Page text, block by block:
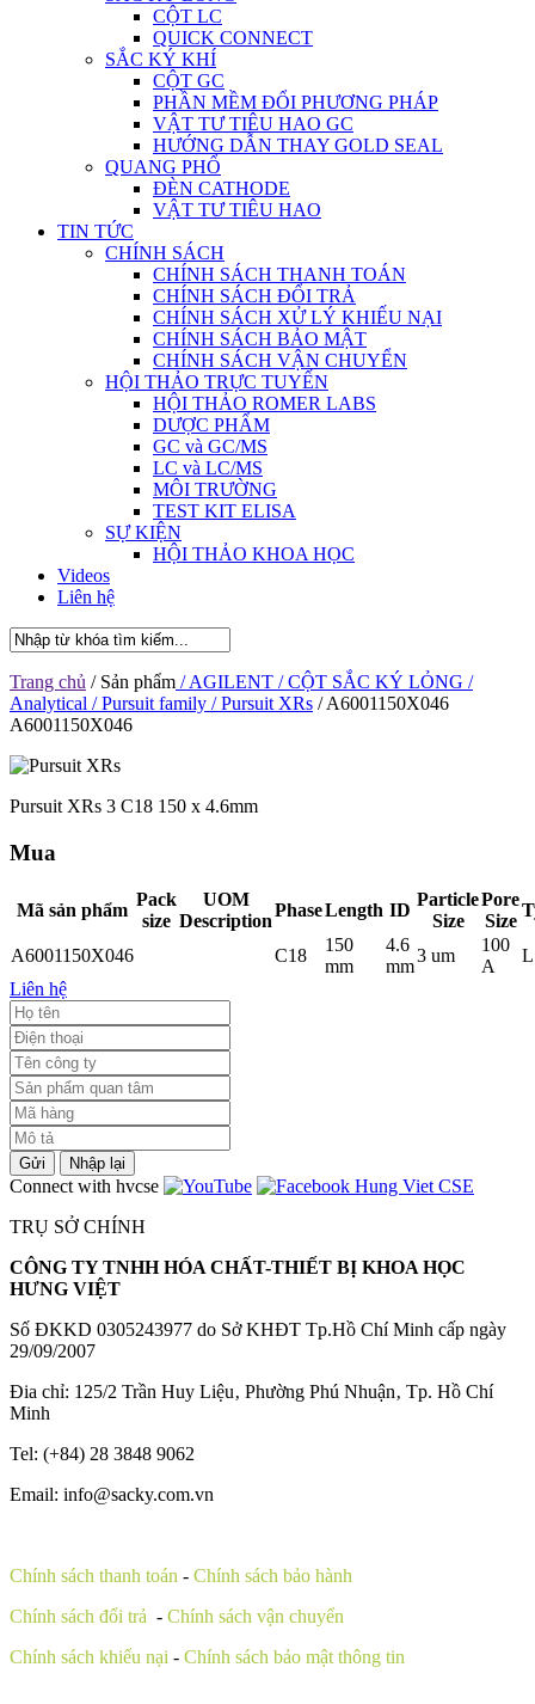
CỘT LC
QUICK CONNECT
SẮC KÝ KHÍ
CỘT GC
PHẦN MỀM ĐỔI PHƯƠNG PHÁP
VẬT TƯ TIÊU HAO GC
HƯỚNG DẪN THAY GOLD SEAL
QUANG PHỔ
ĐÈN CATHODE
VẬT TƯ TIÊU HAO
TIN TỨC
CHÍNH SÁCH
CHÍNH SÁCH THANH TOÁN
CHÍNH SÁCH ĐỔI TRẢ
CHÍNH SÁCH XỬ LÝ KHIẾU NẠI
CHÍNH SÁCH BẢO MẬT
CHÍNH SÁCH VẬN CHUYỂN
HỘI THẢO TRỰC TUYẾN
HỘI THẢO ROMER LABS
DƯỢC PHẨM
GC và GC/MS
LC và LC/MS
MÔI TRƯỜNG
TEST KIT ELISA
SỰ KIỆN
HỘI THẢO KHOA HỌC
Videos
Liên hệ
Trang chủ / Sản phẩm / AGILENT / CỘT SẮC KÝ LỎNG /
Analytical / Pursuit family / Pursuit XRs / A6001150X046
A6001150X046
Pursuit XRs 3 C18 150 x 4.6mm
Mua
Mã sản phẩm
Pack
size
UOM
Description
PhaseLength ID
Particle
Size
Pore
Size
A6001150X046 C18
150
mm
4.6
mm
3 um
100
A
Liên hệ
Gửi Nhập lại
Connect with hvcse
TRỤ SỞ CHÍNH
CÔNG TY TNHH HÓA CHẤT-THIẾT BỊ KHOA HỌC
HƯNG VIỆT
Số ĐKKD 0305243977 do Sở KHĐT Tp.Hồ Chí Minh cấp ngày
29/09/2007
Đia chỉ: 125/2 Trần Huy Liệu‚ Phường Phú Nhuận‚ Tp. Hồ Chí
Minh
Tel: (+84) 28 3848 9062
Email: info@sacky.com.vn
Chính sách thanh toán - Chính sách bảo hành
Chính sách đổi trả - Chính sách vận chuyển
Chính sách khiếu nại - Chính sách bảo mật thông tin